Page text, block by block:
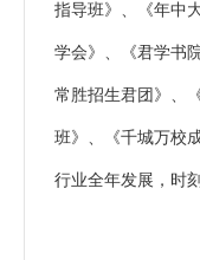
指导班》、《年中
学会》、《君学书
常胜招生君团》、
班》、《千城万校
行业全年发展，时